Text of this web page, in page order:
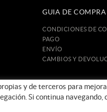
GUIA DE COMPRA
CONDICIONES DE
PAGO
ENVÍO
CAMBIOS Y
y de terceros para
Si continua